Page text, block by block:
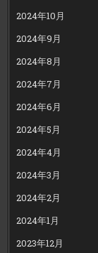
2024年10月
2024年9月
2024年8月
2024年7月
2024年6月
2024年5月
2024年4月
2024年3月
2024年2月
2024年1月
2023年12月